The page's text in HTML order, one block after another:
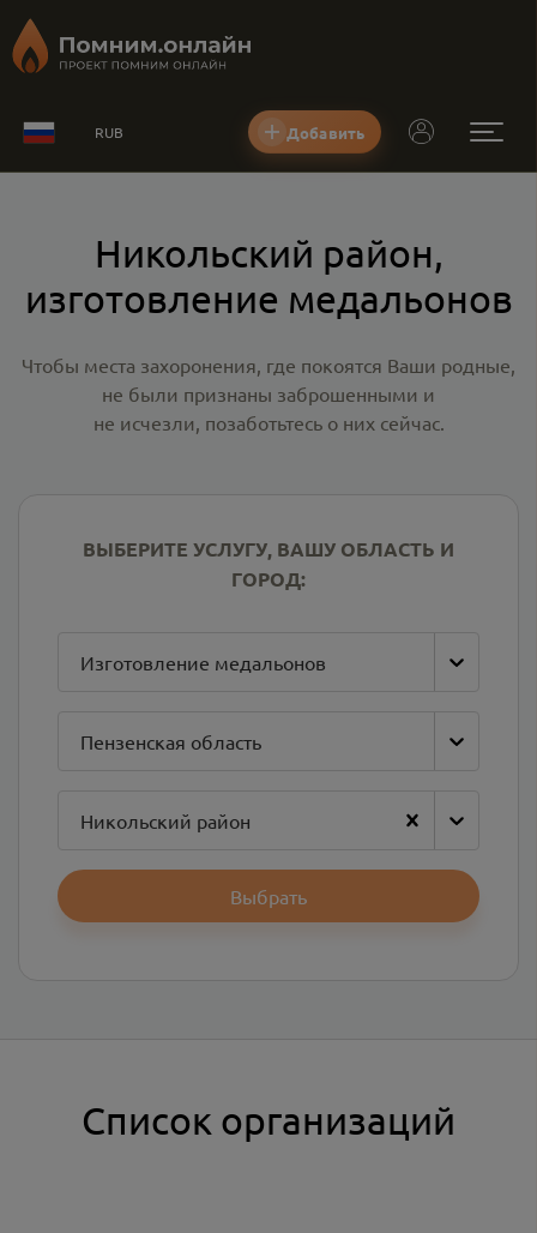
RUB Добавить
Никольский район,
изготовление медальонов
Чтобы места захоронения, где покоятся Ваши родные,
не были признаны заброшенными и
не исчезли, позаботьтесь о них сейчас.
ВЫБЕРИТЕ УСЛУГУ, ВАШУ ОБЛАСТЬ И
ГОРОД:
Изготовление медальонов
Пензенская область
Никольский район
Выбрать
Список организаций